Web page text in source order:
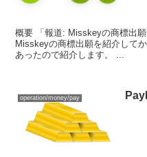
概要 「報道: Misskeyの商標出
Misskeyの商標出願を紹介して
あったので紹介します。 ...
operation/money/pay